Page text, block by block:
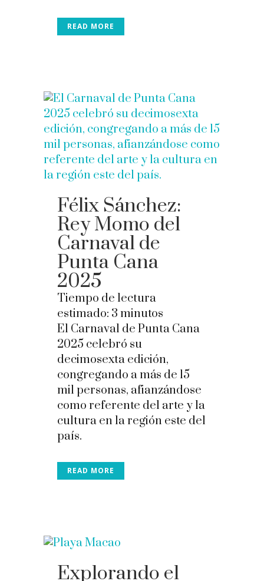
READ MORE
Félix Sánchez:
Rey Momo del
Carnaval de
Punta Cana
2025
Tiempo de lectura
estimado: 3 minutos
El Carnaval de Punta Cana
2025 celebró su
decimosexta edición,
congregando a más de 15
mil personas, afianzándose
como referente del arte y la
cultura en la región este del
país.
READ MORE
Explorando el